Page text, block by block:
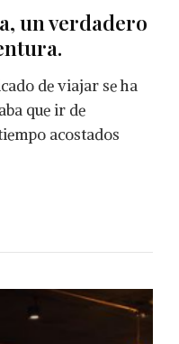
un verdadero
de viajar se ha
que ir de
acostados